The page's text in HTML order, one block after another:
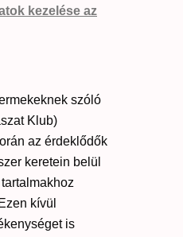
kezelése az
szóló
Klub)
az érdeklődők
keretein belül
kívül
is